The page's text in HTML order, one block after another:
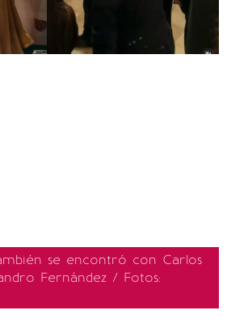
se encontró con Carlos
Fernández / Fotos: